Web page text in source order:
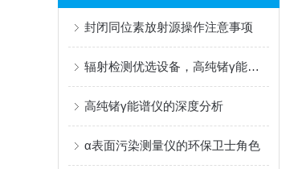
封闭同位素放射源操作注意事项
辐射检测优选设备，高纯锗γ能谱仪赋能多领域检测
高纯锗γ能谱仪的深度分析
α表面污染测量仪的环保卫士角色